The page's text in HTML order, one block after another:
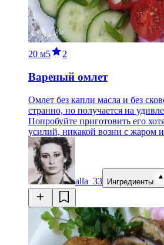
20 м5 2
Вареный омлет
Омлет без капли масла и без
странно, но получается на
Попробуйте приготовить его
усилий, никакой возни с жаром
alla_33 Ингредиенты